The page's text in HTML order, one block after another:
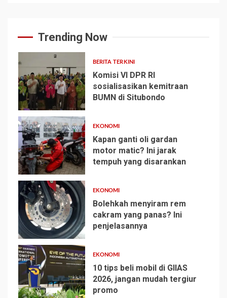
Trending Now
1
BERITA TERKINI
Komisi VI DPR RI
sosialisasikan kemitraan
BUMN di Situbondo
2
EKONOMI
Kapan ganti oli gardan
motor matic? Ini jarak
tempuh yang disarankan
3
EKONOMI
Bolehkah menyiram rem
cakram yang panas? Ini
penjelasannya
4
EKONOMI
10 tips beli mobil di GIIAS
2026, jangan mudah tergiur
promo